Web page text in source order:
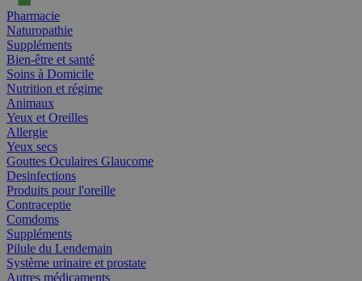
Pharmacie
Naturopathie
Suppléments
Bien-être et santé
Soins à Domicile
Nutrition et régime
Animaux
Yeux et Oreilles
Allergie
Yeux secs
Gouttes Oculaires Glaucome
Desinfections
Produits pour l'oreille
Contraceptie
Comdoms
Suppléments
Pilule du Lendemain
Système urinaire et prostate
Autres médicaments